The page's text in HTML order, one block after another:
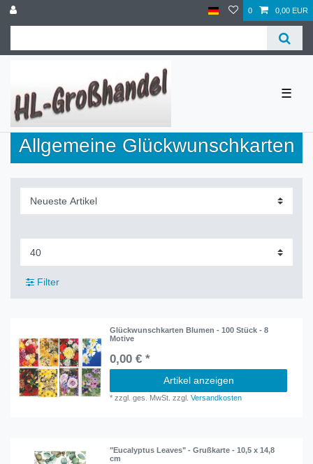
0 0,00 EUR
☰
Allgemeine Glückwunschkarten
Filter
Glückwunschkarten Blumen - 100 Stück - 8
Motive
0,00 € *
Artikel anzeigen
*zzgl. ges. MwSt. zzgl.Versandkosten
"Eucalyptus Leaves" - Grußkarte - 10,5 x 14,8
cm